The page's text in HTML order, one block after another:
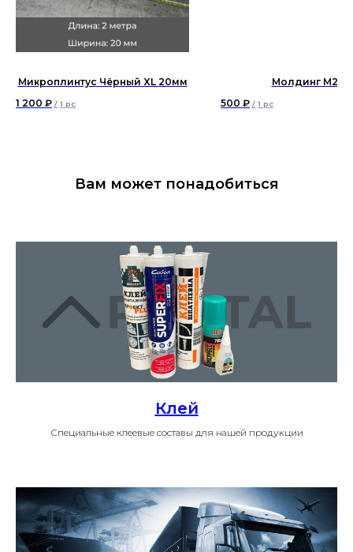
Микроплинтус Чёрный XL 20мм
1 200 ₽ / 1 pc
Молдинг М25
500 ₽ / 1 pc
Вам может понадобиться
Клей
Специальные клеевые составы для нашей продукции